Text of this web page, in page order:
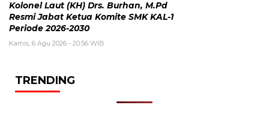
Kolonel Laut (KH) Drs. Burhan, M.Pd
Resmi Jabat Ketua Komite SMK KAL-1
Periode 2026-2030
Kamis, 6 Agu 2026 - 20:56 WIB
TRENDING